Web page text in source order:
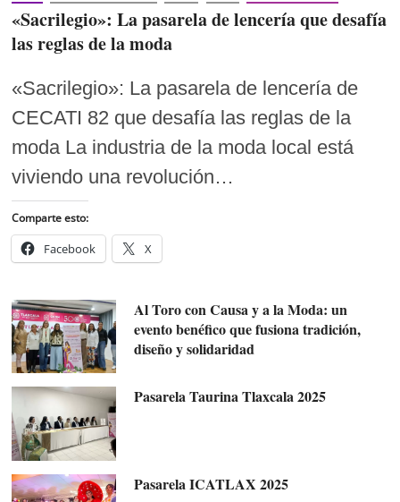
«Sacrilegio»: La pasarela de lencería que desafía
las reglas de la moda
«Sacrilegio»: La pasarela de lencería de
CECATI 82 que desafía las reglas de la
moda La industria de la moda local está
viviendo una revolución…
Comparte esto:
Facebook X
Al Toro con Causa y a la Moda: un
evento benéfico que fusiona tradición,
diseño y solidaridad
Pasarela Taurina Tlaxcala 2025
Pasarela ICATLAX 2025